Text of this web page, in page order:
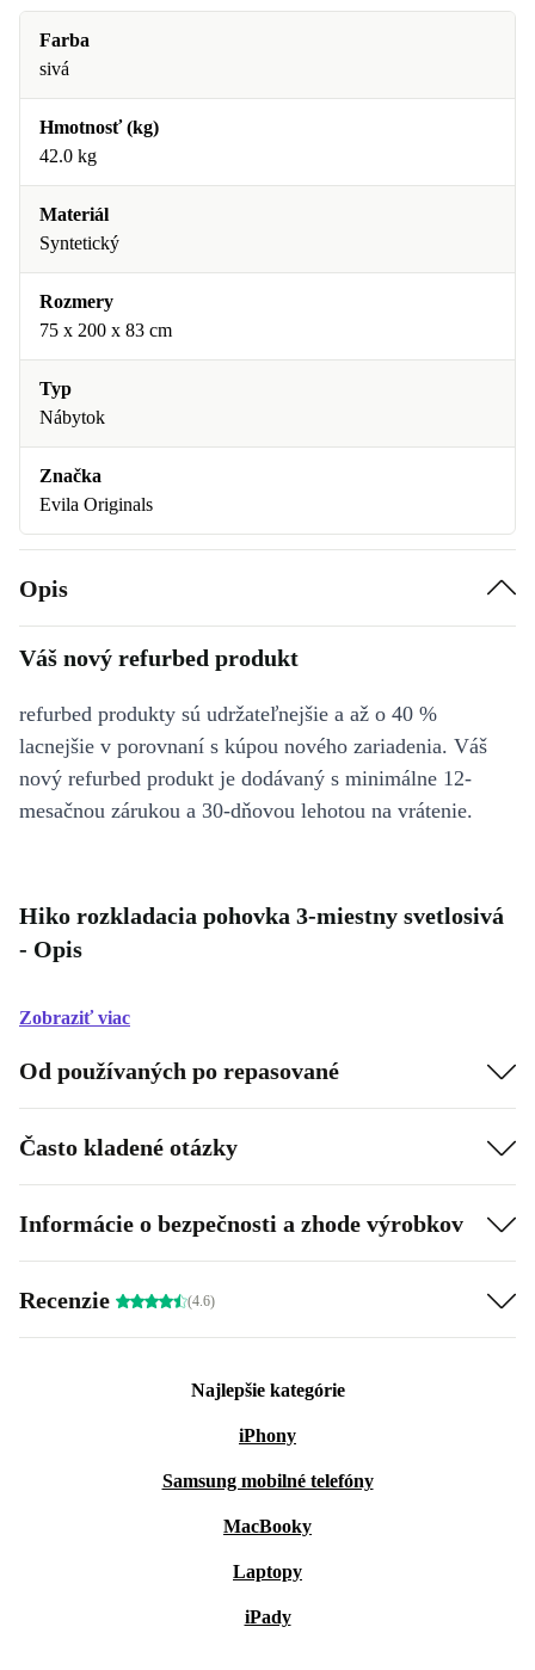
Farba
sivá
Hmotnosť (kg)
42.0 kg
Materiál
Syntetický
Rozmery
75 x 200 x 83 cm
Typ
Nábytok
Značka
Evila Originals
Opis
Váš nový refurbed produkt
refurbed produkty sú udržateľnejšie a až o 40 %
lacnejšie v porovnaní s kúpou nového zariadenia. Váš
nový refurbed produkt je dodávaný s minimálne 12-
mesačnou zárukou a 30-dňovou lehotou na vrátenie.
Hiko rozkladacia pohovka 3-miestny svetlosivá
- Opis
Zobraziť viac
Od používaných po repasované
Často kladené otázky
Informácie o bezpečnosti a zhode výrobkov
Recenzie (4.6)
Najlepšie kategórie
iPhony
Samsung mobilné telefóny
MacBooky
Laptopy
iPady